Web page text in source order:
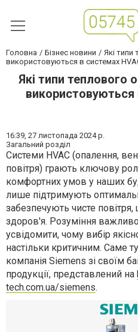
Головна Бізнес новини
Які типи
використовуються в системах
Які типи теплового
використовуються
16:39, 27 листопада 2024 р.
Загальний розділ
Системи HVAC (опалення,
повітря) грають ключову
комфортних умов у наших
лише підтримують
забезпечують чисте
здоров'я. Розуміння
усвідомити, чому вибір
настільки критичним. Саме
компанія Siemens зі своїм
продукції, представлений на
tech.com.ua/siemens.